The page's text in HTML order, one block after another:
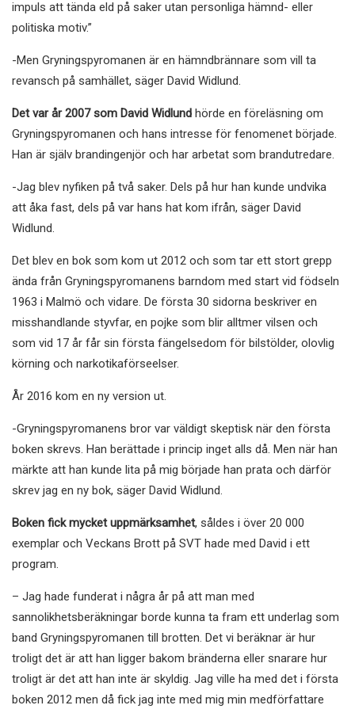
impuls att tända eld på saker utan personliga hämnd- eller
politiska motiv.”
-Men Gryningspyromanen är en hämndbrännare som vill ta
revansch på samhället, säger David Widlund.
Det var år 2007 som David Widlund hörde en föreläsning om
Gryningspyromanen och hans intresse för fenomenet började.
Han är själv brandingenjör och har arbetat som brandutredare.
-Jag blev nyfiken på två saker. Dels på hur han kunde undvika
att åka fast, dels på var hans hat kom ifrån, säger David
Widlund.
Det blev en bok som kom ut 2012 och som tar ett stort grepp
ända från Gryningspyromanens barndom med start vid födseln
1963 i Malmö och vidare. De första 30 sidorna beskriver en
misshandlande styvfar, en pojke som blir alltmer vilsen och
som vid 17 år får sin första fängelsedom för bilstölder, olovlig
körning och narkotikaförseelser.
År 2016 kom en ny version ut.
-Gryningspyromanens bror var väldigt skeptisk när den första
boken skrevs. Han berättade i princip inget alls då. Men när han
märkte att han kunde lita på mig började han prata och därför
skrev jag en ny bok, säger David Widlund.
Boken fick mycket uppmärksamhet, såldes i över 20 000
exemplar och Veckans Brott på SVT hade med David i ett
program.
– Jag hade funderat i några år på att man med
sannolikhetsberäkningar borde kunna ta fram ett underlag som
band Gryningspyromanen till brotten. Det vi beräknar är hur
troligt det är att han ligger bakom bränderna eller snarare hur
troligt är det att han inte är skyldig. Jag ville ha med det i första
boken 2012 men då fick jag inte med mig min medförfattare